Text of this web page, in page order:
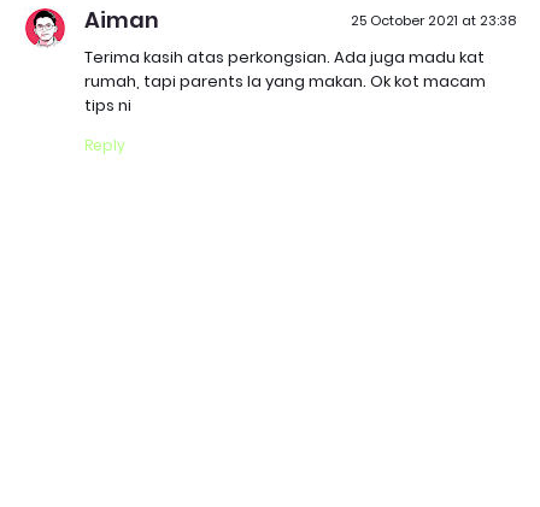
Aiman 25 October 2021 at 23:38
Terima kasih atas perkongsian. Ada juga madu kat
rumah, tapi parents la yang makan. Ok kot macam
tips ni
Reply